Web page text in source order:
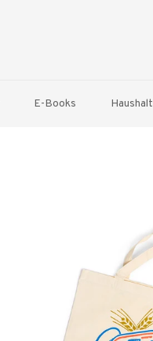
E-Books Haushalt